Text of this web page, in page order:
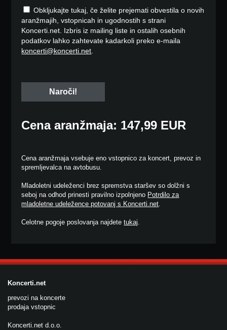
Obkljukajte tukaj, če želite prejemati obvestila o novih
aranžmajih, vstopnicah in ugodnostih s strani
Koncerti.net. Izbris iz mailing liste in ostalih osebnih
podatkov lahko zahtevate kadarkoli preko e-maila
koncerti@koncerti.net.
Cena aranžmaja: 147,99 EUR
Cena aranžmaja vsebuje eno vstopnico za koncert, prevoz in
spremljevalca na avtobusu.
Mladoletni udeleženci brez spremstva staršev so dolžni s
seboj na odhod prinesti pravilno izpolnjeno Potrdilo za
mladoletne udeležence potovanj s Koncerti.net.
Celotne pogoje poslovanja najdetetukaj.
Koncerti.net
prevozi na koncerte
prodaja vstopnic
Koncerti.net d.o.o.